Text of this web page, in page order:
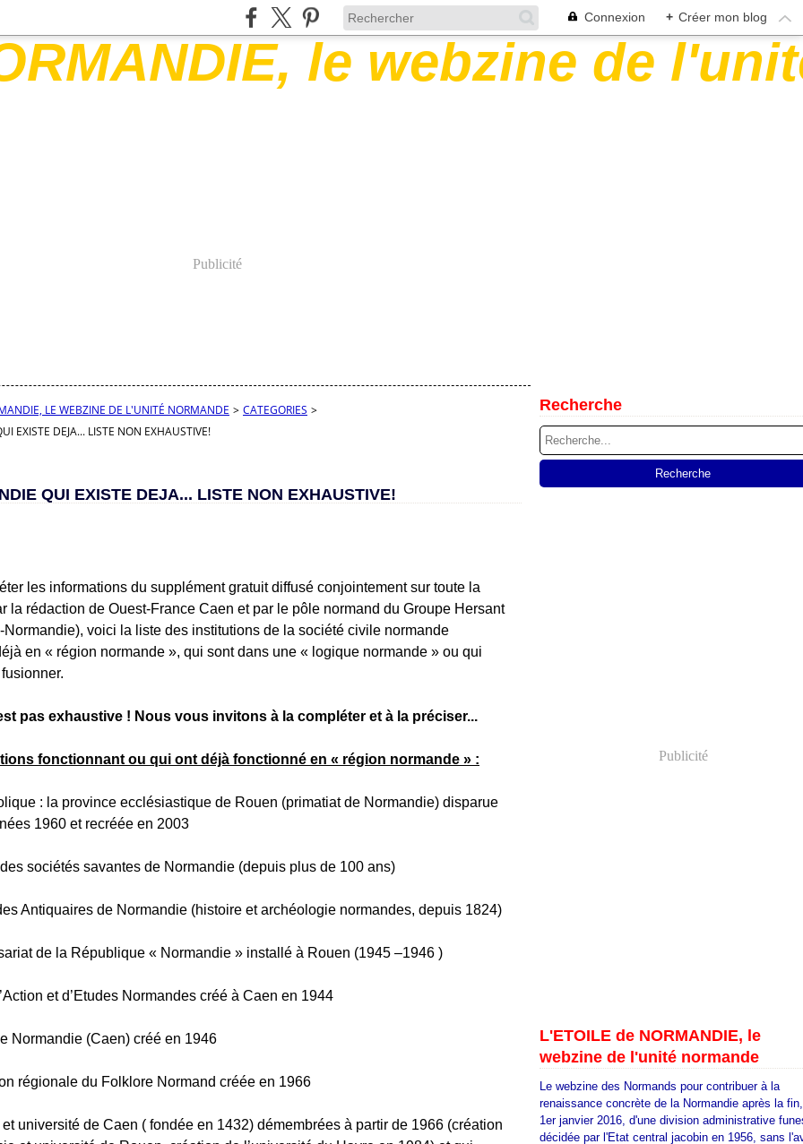
Connexion + Créer mon blog
Publicité
LE WEBZINE DE L'UNITÉ NORMANDE > CATEGORIES >
EXISTE DEJA... LISTE NON EXHAUSTIVE!
QUI EXISTE DEJA... LISTE NON EXHAUSTIVE!
les informations du supplément gratuit diffusé conjointement sur toute la
la rédaction de Ouest-France Caen et par le pôle normand du Groupe Hersant
Normandie), voici la liste des institutions de la société civile normande
en « région normande », qui sont dans une « logique normande » ou qui
pas exhaustive ! Nous vous invitons à la compléter et à la préciser...
fonctionnant ou qui ont déjà fonctionné en « région normande » :
: la province ecclésiastique de Rouen (primatiat de Normandie) disparue
1960 et recréée en 2003
sociétés savantes de Normandie (depuis plus de 100 ans)
Antiquaires de Normandie (histoire et archéologie normandes, depuis 1824)
de la République « Normandie » installé à Rouen (1945 –1946 )
et d’Etudes Normandes créé à Caen en 1944
Normandie (Caen) créé en 1946
régionale du Folklore Normand créée en 1966
et université de Caen ( fondée en 1432) démembrées à partir de 1966 (création
Recherche
Publicité
L'ETOILE de NORMANDIE, le
webzine de l'unité normande
Le webzine des Normands pour contribuer à la
renaissance concrète de la Normandie après la
1er janvier 2016, d'une division administrative
décidée par l'Etat central jacobin en 1956, sans